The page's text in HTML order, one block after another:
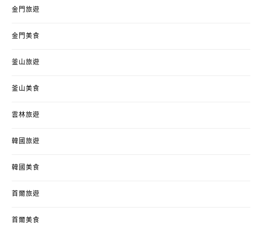
金門旅遊
金門美食
釜山旅遊
釜山美食
雲林旅遊
韓國旅遊
韓國美食
首爾旅遊
首爾美食